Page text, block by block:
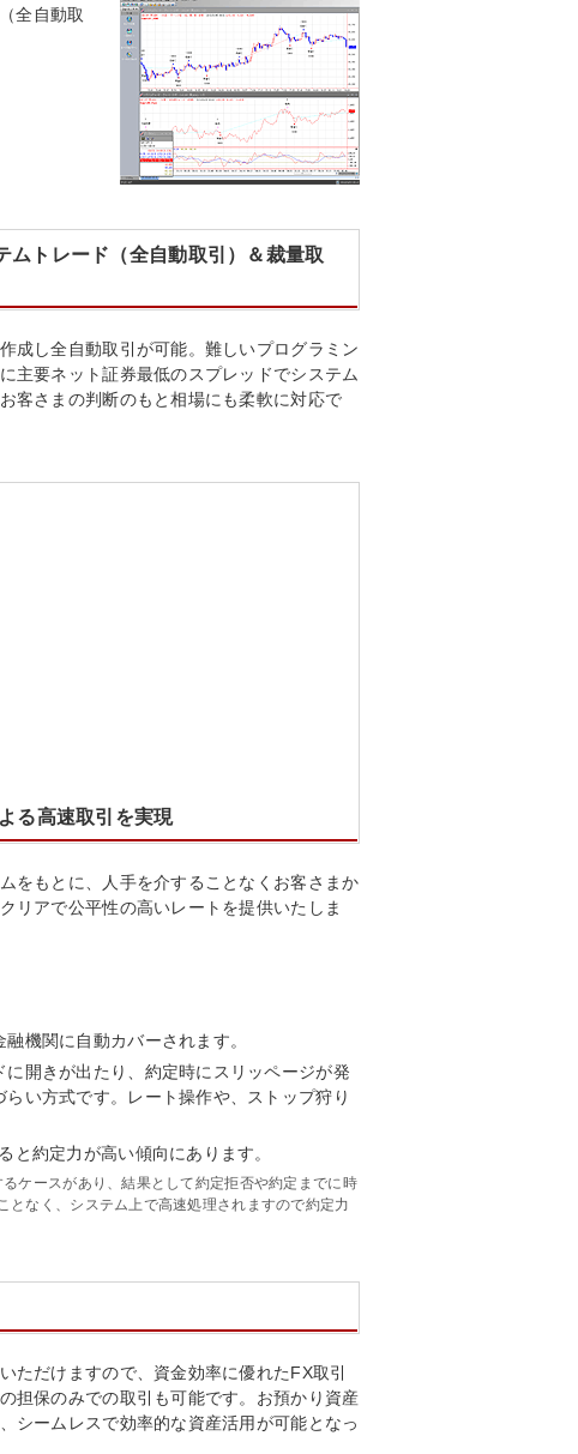
全自動取
ムトレード（全自動取引）＆裁量取
成し全自動取引が可能。難しいプログラミン
主要ネット証券最低のスプレッドでシステム
客さまの判断のもと相場にも柔軟に対応で
る高速取引を実現
をもとに、人手を介することなくお客さまか
リアで公平性の高いレートを提供いたしま
機関に自動カバーされます。
開きが出たり、約定時にスリッページが発
い方式です。レート操作や、ストップ狩り
と約定力が高い傾向にあります。
ケースがあり、結果として約定拒否や約定までに時
なく、システム上で高速処理されますので約定力
ただけますので、資金効率に優れたFX取引
担保のみでの取引も可能です。お預かり資産
シームレスで効率的な資産活用が可能となっ